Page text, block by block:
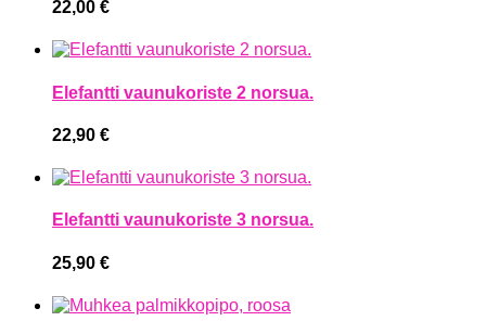
22,00 €
Elefantti vaunukoriste 2 norsua.
22,90 €
Elefantti vaunukoriste 3 norsua.
25,90 €